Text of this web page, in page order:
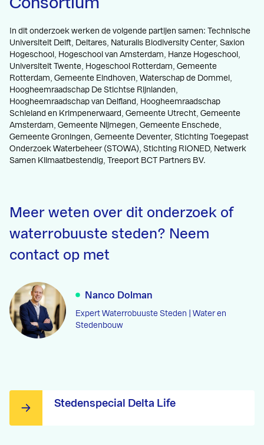
In dit onderzoek werken de volgende partijen samen: Technische
Universiteit Delft, Deltares, Naturalis Biodiversity Center, Saxion
Hogeschool, Hogeschool van Amsterdam, Hanze Hogeschool,
Universiteit Twente, Hogeschool Rotterdam, Gemeente
Rotterdam, Gemeente Eindhoven, Waterschap de Dommel,
Hoogheemraadschap De Stichtse Rijnlanden,
Hoogheemraadschap van Delfland, Hoogheemraadschap
Schieland en Krimpenerwaard, Gemeente Utrecht, Gemeente
Amsterdam, Gemeente Nijmegen, Gemeente Enschede,
Gemeente Groningen, Gemeente Deventer, Stichting Toegepast
Onderzoek Waterbeheer (STOWA), Stichting RIONED, Netwerk
Samen Klimaatbestendig, Treeport BCT Partners BV.
Meer weten over dit onderzoek of
waterrobuuste steden? Neem
contact op met
Nanco Dolman
Expert Waterrobuuste Steden | Water en
Stedenbouw
Stedenspecial Delta Life